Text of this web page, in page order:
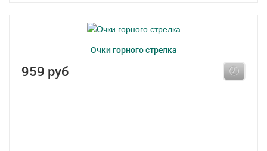
Очки горного стрелка
959 руб